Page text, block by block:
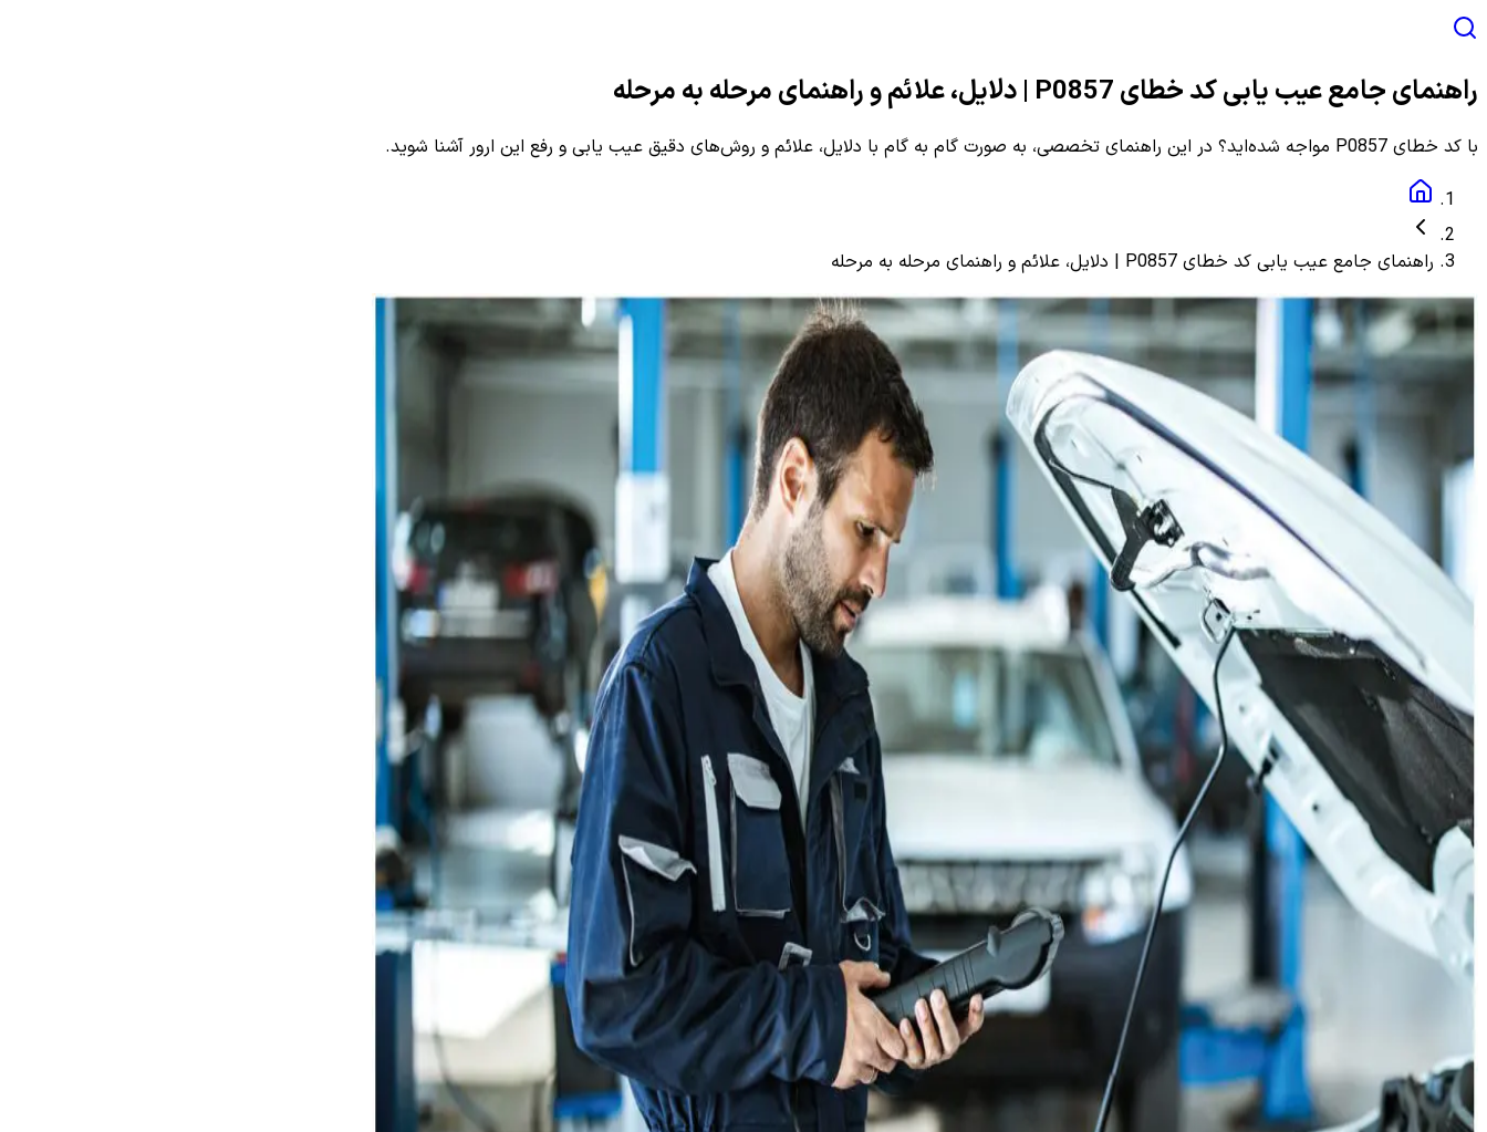
راهنمای جامع عیب یابی کد خطای P0857 | دلایل، علائم و راهنمای مرحله به مرحله
با کد خطای P0857 مواجه شده‌اید؟ در این راهنمای تخصصی، به صورت گام به گام با دلایل، علائم و روش‌های دقیق عیب یابی و رفع این ارور آشنا شوید.
راهنمای جامع عیب یابی کد خطای P0857 | دلایل، علائم و راهنمای مرحله به مرحله